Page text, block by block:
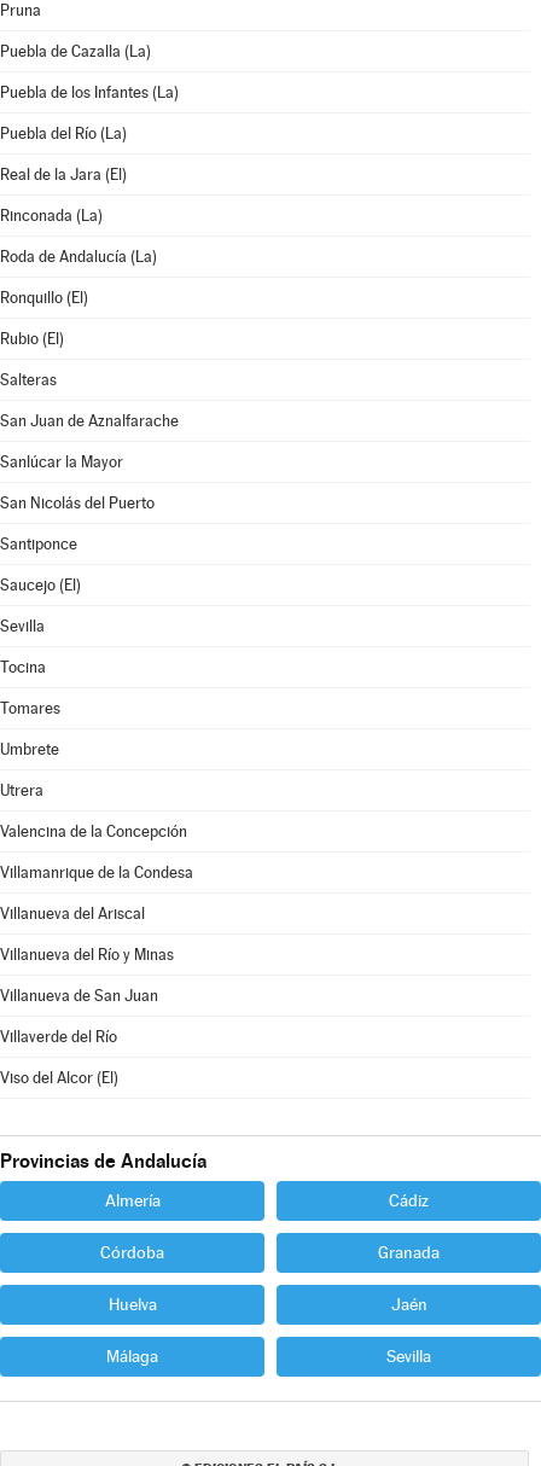
Pruna
Puebla de Cazalla (La)
Puebla de los Infantes (La)
Puebla del Río (La)
Real de la Jara (El)
Rinconada (La)
Roda de Andalucía (La)
Ronquillo (El)
Rubio (El)
Salteras
San Juan de Aznalfarache
Sanlúcar la Mayor
San Nicolás del Puerto
Santiponce
Saucejo (El)
Sevilla
Tocina
Tomares
Umbrete
Utrera
Valencina de la Concepción
Villamanrique de la Condesa
Villanueva del Ariscal
Villanueva del Río y Minas
Villanueva de San Juan
Villaverde del Río
Viso del Alcor (El)
Provincias de Andalucía
Almería Cádiz
Córdoba Granada
Huelva Jaén
Málaga Sevilla